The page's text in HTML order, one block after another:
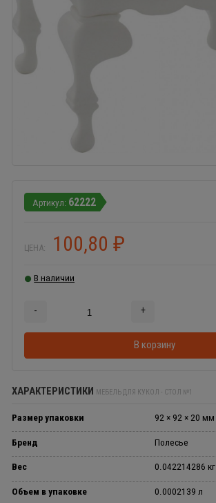
62222
ЦЕНА: 100,80 ₽
В наличии
- +
В корзину
ХАРАКТЕРИСТИКИ МЕБЕЛЬ ДЛЯ КУКОЛ - СТОЛ №1
Размер упаковки 92 × 92 × 20 мм
Бренд Полесье
Вес 0.042214286 кг
Объем в упаковке 0.0002139 л